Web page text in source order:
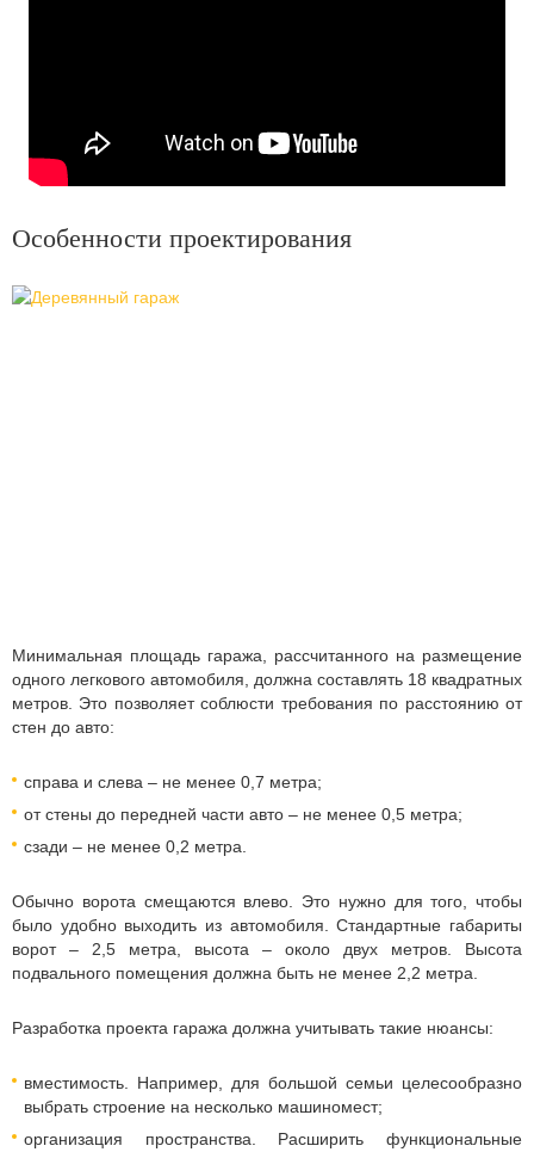
Особенности проектирования
Минимальная площадь гаража, рассчитанного на размещение
одного легкового автомобиля, должна составлять 18 квадратных
метров. Это позволяет соблюсти требования по расстоянию от
стен до авто:
справа и слева – не менее 0,7 метра;
от стены до передней части авто – не менее 0,5 метра;
сзади – не менее 0,2 метра.
Обычно ворота смещаются влево. Это нужно для того, чтобы
было удобно выходить из автомобиля. Стандартные габариты
ворот – 2,5 метра, высота – около двух метров. Высота
подвального помещения должна быть не менее 2,2 метра.
Разработка проекта гаража должна учитывать такие нюансы:
вместимость. Например, для большой семьи целесообразно
выбрать строение на несколько машиномест;
организация пространства. Расширить функциональные